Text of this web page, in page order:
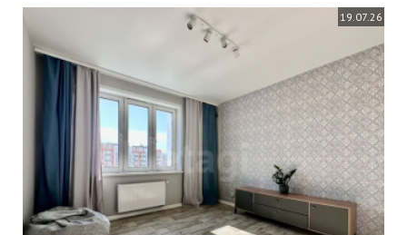
19.07.26